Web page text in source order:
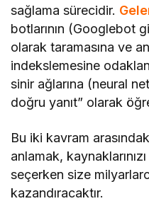
sağlama sürecidir.
botlarının (Googlebot
olarak taramasına ve
indekslemesine
sinir ağlarına (neural
doğru yanıt” olarak
Bu iki kavram
anlamak,
seçerken size
kazandıracaktır.